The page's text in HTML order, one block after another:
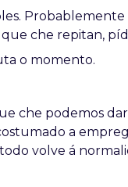
che repitan,
o momento.
che podemos
a
volve á